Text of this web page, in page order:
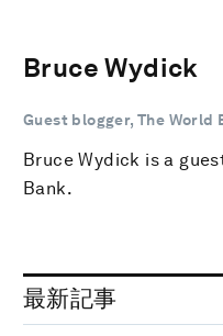
Bruce Wydick
Guest blogger, The World
Bruce Wydick is a
Bank.
最新記事